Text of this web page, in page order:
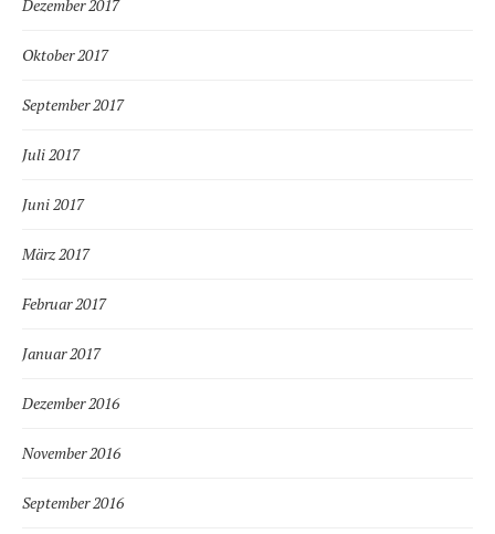
Dezember 2017
Oktober 2017
September 2017
Juli 2017
Juni 2017
März 2017
Februar 2017
Januar 2017
Dezember 2016
November 2016
September 2016